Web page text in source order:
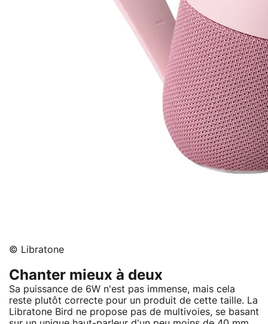
© Libratone
Chanter mieux à deux
Sa puissance de 6W n'est pas immense, mais cela
reste plutôt correcte pour un produit de cette taille. La
Libratone Bird ne propose pas de multivoies, se basant